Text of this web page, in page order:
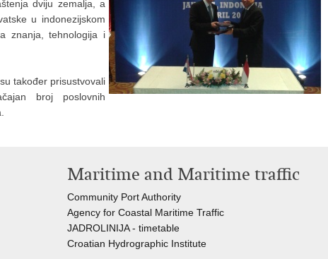
dviju zemalja, a
u indonezijskom
znanja, tehnologija i
također prisustvovali
broj poslovnih
Maritime and Maritime traffic
Community Port Authority
Agency for Coastal Maritime Traffic
JADROLINIJA - timetable
Croatian Hydrographic Institute